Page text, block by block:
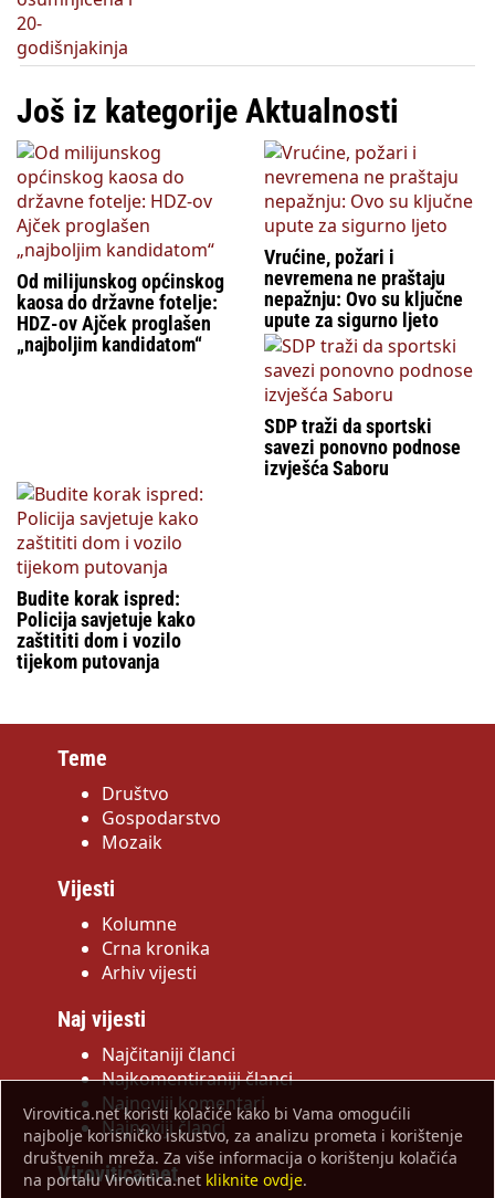
Još iz kategorije Aktualnosti
Od milijunskog općinskog
kaosa do državne fotelje:
HDZ-ov Ajček proglašen
„najboljim kandidatom“
Vrućine, požari i
nevremena ne praštaju
nepažnju: Ovo su ključne
upute za sigurno ljeto
SDP traži da sportski
savezi ponovno podnose
izvješća Saboru
Budite korak ispred:
Policija savjetuje kako
zaštititi dom i vozilo
tijekom putovanja
Teme
Društvo
Gospodarstvo
Mozaik
Vijesti
Kolumne
Crna kronika
Arhiv vijesti
Naj vijesti
Najčitaniji članci
Najkomentiraniji članci
Najnoviji komentari
Najnoviji članci
Virovitica.net
Virovitica.net koristi kolačiće kako bi Vama omogućili
najbolje korisničko iskustvo, za analizu prometa i korištenje
društvenih mreža. Za više informacija o korištenju kolačića
na portalu Virovitica.net kliknite ovdje.